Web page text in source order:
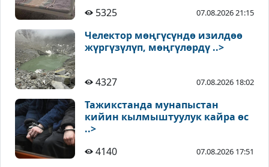
5325 07.08.2026 21:15
Челектор мөңгүсүндө изилдөө
жүргүзүлүп, мөңгүлөрдү ..>
4327 07.08.2026 18:02
Тажикстанда мунапыстан
кийин кылмыштуулук кайра өс
..>
4140
07.08.2026 17:51